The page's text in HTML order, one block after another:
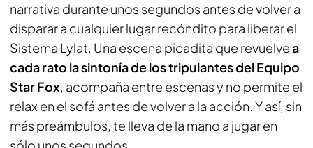
narrativa durante unos segundos antes de volver a
disparar a cualquier lugar recóndito para liberar el
Sistema Lylat. Una escena picadita que revuelvea
cada rato la sintonía de los tripulantes del Equipo
Star Fox, acompaña entre escenas y no permite el
relax en el sofá antes de volver a la acción. Y así, sin
más preámbulos, te lleva de la mano a jugar en